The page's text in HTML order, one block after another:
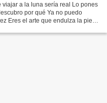
a la luna sería real Lo pones
por qué Ya no puedo
Eres el arte que endulza la piel